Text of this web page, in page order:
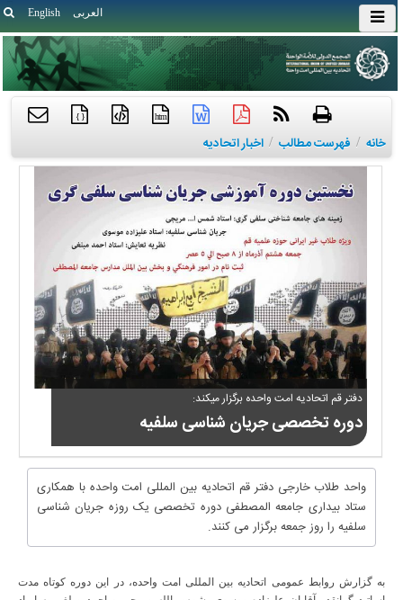
English العربی
htm
{ }
خانه / فهرست مطالب / اخبار اتحادیه
دفتر قم اتحادیه امت واحده برگزار میکند:
دوره تخصصی جریان شناسی سلفیه
واحد طلاب خارجی دفتر قم اتحادیه بین المللی امت واحده با همکاری
ستاد بیداری جامعه المصطفی دوره تخصصی یک روزه جریان شناسی
سلفیه را روز جمعه برگزار می کنند.
به گزارش روابط عمومی اتحادیه بین المللی امت واحده، در این دوره کوتاه مدت